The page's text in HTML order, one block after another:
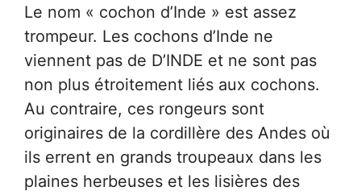
Le nom « cochon d’Inde » est assez
trompeur. Les cochons d’Inde ne
viennent pas de D’INDE et ne sont pas
non plus étroitement liés aux cochons.
Au contraire, ces rongeurs sont
originaires de la cordillère des Andes où
ils errent en grands troupeaux dans les
plaines herbeuses et les lisières des